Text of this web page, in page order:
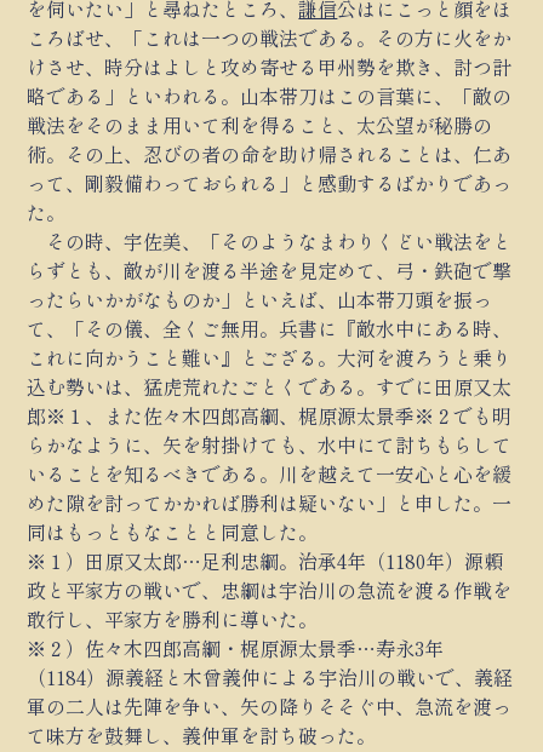
を伺いたい」と尋ねたところ、謙信公はにこっと顔をほ
ころばせ、「これは一つの戦法である。その方に火をか
けさせ、時分はよしと攻め寄せる甲州勢を欺き、討つ計
略である」といわれる。山本帯刀はこの言葉に、「敵の
戦法をそのまま用いて利を得ること、太公望が秘勝の
術。その上、忍びの者の命を助け帰されることは、仁あ
って、剛毅備わっておられる」と感動するばかりであっ
た。
その時、宇佐美、「そのようなまわりくどい戦法をと
らずとも、敵が川を渡る半途を見定めて、弓・鉄砲で撃
ったらいかがなものか」といえば、山本帯刀頭を振っ
て、「その儀、全くご無用。兵書に『敵水中にある時、
これに向かうこと難い』とござる。大河を渡ろうと乗り
込む勢いは、猛虎荒れたごとくである。すでに田原又太
郎※１、また佐々木四郎高綱、梶原源太景季※２でも明
らかなように、矢を射掛けても、水中にて討ちもらして
いることを知るべきである。川を越えて一安心と心を緩
めた隙を討ってかかれば勝利は疑いない」と申した。一
同はもっともなことと同意した。
※１）田原又太郎…足利忠綱。治承4年（1180年）源頼
政と平家方の戦いで、忠綱は宇治川の急流を渡る作戦を
敢行し、平家方を勝利に導いた。
※２）佐々木四郎高綱・梶原源太景季…寿永3年
（1184）源義経と木曾義仲による宇治川の戦いで、義経
軍の二人は先陣を争い、矢の降りそそぐ中、急流を渡っ
て味方を鼓舞し、義仲軍を討ち破った。